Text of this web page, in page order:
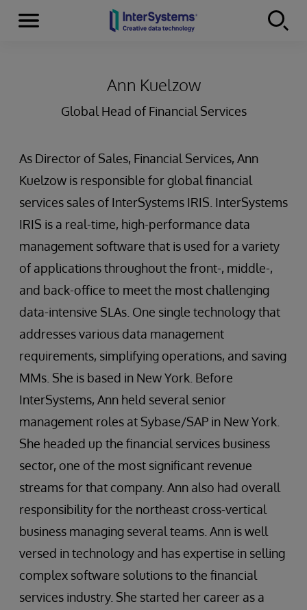
Skip to content
Menu
Ann Kuelzow
Global Head of Financial Services
As Director of Sales, Financial Services, Ann
Kuelzow is responsible for global financial
services sales of InterSystems IRIS. InterSystems
IRIS is a real-time, high-performance data
management software that is used for a variety
of applications throughout the front-, middle-,
and back-office to meet the most challenging
data-intensive SLAs. One single technology that
addresses various data management
requirements, simplifying operations, and saving
MMs. She is based in New York. Before
InterSystems, Ann held several senior
management roles at Sybase/SAP in New York.
She headed up the financial services business
sector, one of the most significant revenue
streams for that company. Ann also had overall
responsibility for the northeast cross-vertical
business managing several teams. Ann is well
versed in technology and has expertise in selling
complex software solutions to the financial
services industry. She started her career as a